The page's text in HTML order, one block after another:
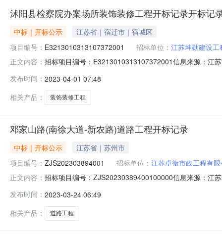
沭阳县检察院办案场所装饰装修工程开标记录开标记
中标｜开标公示
江苏省｜宿迁市｜宿城区
项目编号： E3213010313107372001 招标单位： 江苏坤勋建设工
正文内容： 招标项目编号：E3213010313107372001信息来源：江
间:ThuMar3009:18:23CST2023,投标人名称:江苏瑞天建
发布时间： 2023-04-01 07:48
相关产品：
装饰装修工程
邓家山路(南徐大道-新农路)道路工程开标记录
中标｜开标公示
江苏省｜苏州市
项目编号： ZJS202303894001 招标单位： 江苏卓衡市政工程有
正文内容： 招标项目编号：ZJS20230389400100000信息来源：江
文件递交时间:ThuMar2308:27:00CST2023,投标人名称:
发布时间： 2023-03-24 06:49
相关产品：
道路工程